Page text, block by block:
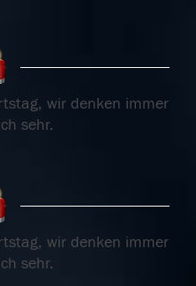
wir denken immer
sehr.
wir denken immer
sehr.